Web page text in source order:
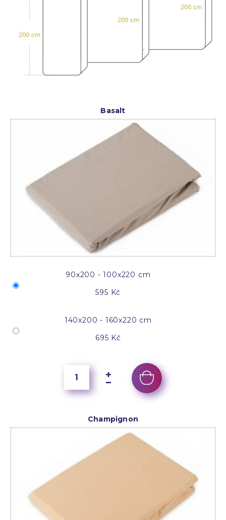
Basalt
90x200 - 100x220 cm
595 Kč
140x200 - 160x220 cm
695 Kč
Champignon